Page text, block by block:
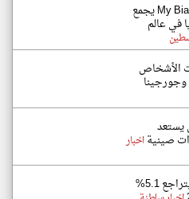
خبر : مسلسل My Bias My Boss يجمع
في عالم
الأشخاص
يستعد
صينيةاخبار
إنتاج المصافي في عُمان يتراجع 5.1%